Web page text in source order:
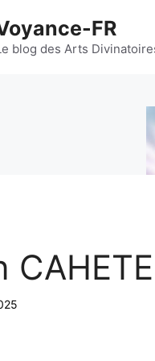
FR
blog des Arts